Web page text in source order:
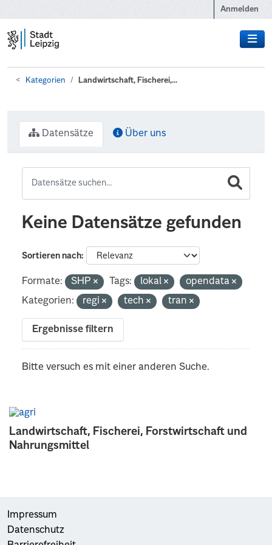
Anmelden
Kategorien Landwirtschaft, Fischerei,...
Landwirtschaft, Fischerei, Forstwirtschaft und
Nahrungsmittel
Datensätze Über uns
Keine Datensätze gefunden
Sortieren nach
Formate: SHP Tags: lokal
opendata
Kategorien:
regi tech tran
Ergebnisse filtern
Bitte versuch es mit einer anderen Suche.
Impressum
Datenschutz